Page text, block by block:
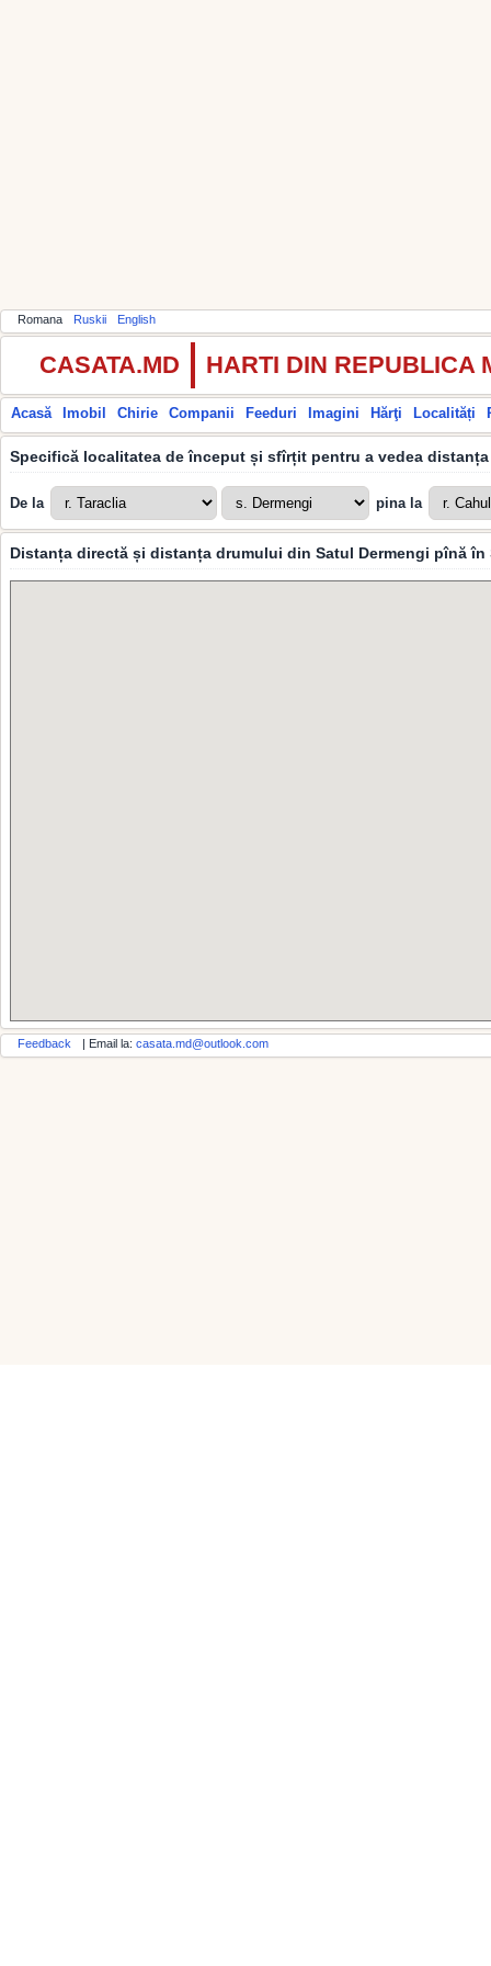
Romana Ruskii English
CASATA.MD HARTI DIN REPUBLICA
Acasă Imobil Chirie Companii Feeduri Imagini Hărţi Localități
Specifică localitatea de început și sfîrțit pentru a vedea
De la pina la
Distanța directă și distanța drumului din Satul Dermengi pînă
Feedback | Email la: casata.md@outlook.com